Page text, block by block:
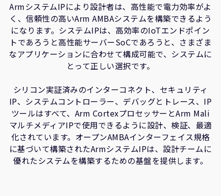
IR関連
セキュリティ脆弱性の報告
グローバル本社
110 Fulbourn Road
CB1 9NJ
Tel: + 44(1223) 400 400 [main reception]
Fax: + 44(1223) 400 410
全てのオフィスを見る
ArmシステムIPにより設計者は、高性能で電力効率がよ
く、信頼性の高いArm AMBAシステムを構築できるよう
になります。システムIPは、高効率のIoTエンドポイン
トであろうと高性能サーバーSoCであろうと、さまざま
なアプリケーションに合わせて構成可能で、システムに
とって正しい選択です。
シリコン実証済みのインターコネクト、セキュリティ
IP、システムコントローラー、デバッグとトレース、IP
ツールはすべて、Arm CortexプロセッサーとArm Mali
マルチメディアIPで使用できるように設計、検証、最適
化されています。オープンAMBAインターフェイス規格
に基づいて構築されたArmシステムIPは、設計チームに
優れたシステムを構築するための基盤を提供します。